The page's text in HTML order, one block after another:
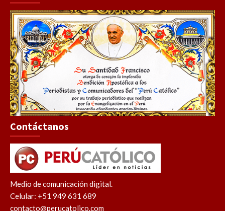
Contáctanos
Medio de comunicación digital.
Celular: +51 949 631 689
contacto@perucatolico.com